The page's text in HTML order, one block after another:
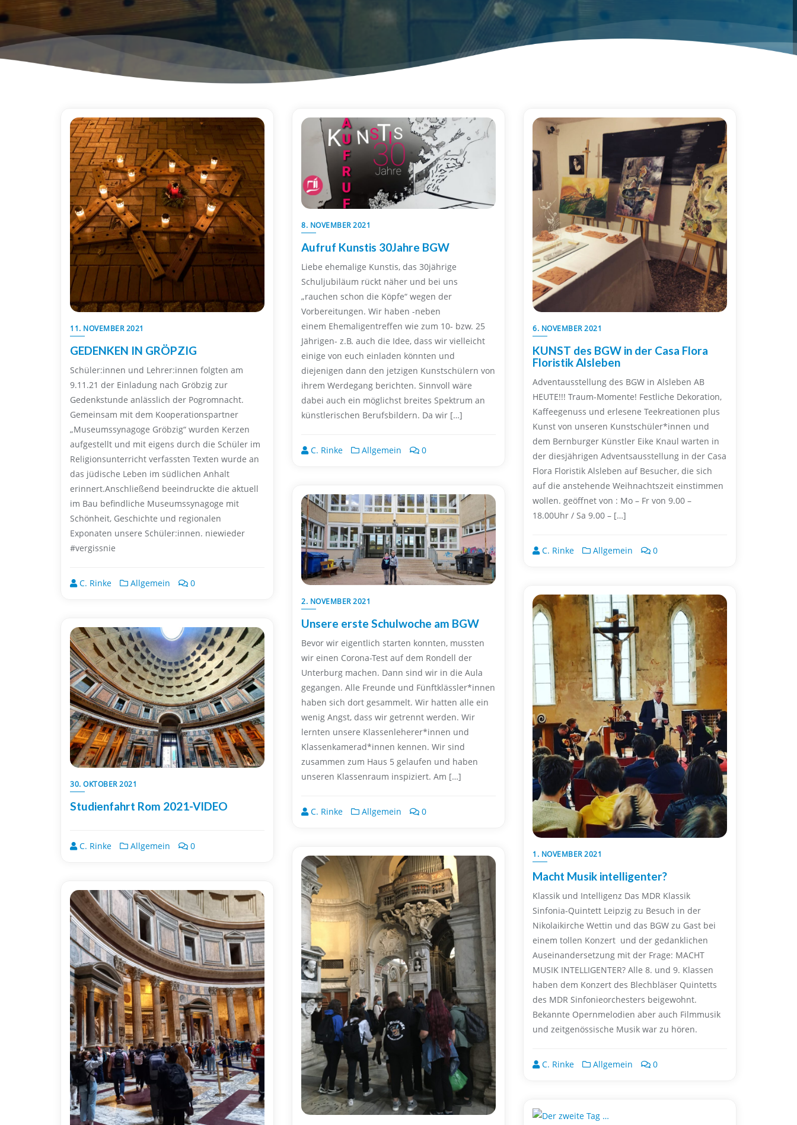
11. NOVEMBER 2021
GEDENKEN IN GRÖPZIG
Schüler:innen und Lehrer:innen folgten am
9.11.21 der Einladung nach Gröbzig zur
Gedenkstunde anlässlich der Pogromnacht.
Gemeinsam mit dem Kooperationspartner
„Museumssynagoge Gröbzig“ wurden Kerzen
aufgestellt und mit eigens durch die Schüler im
Religionsunterricht verfassten Texten wurde an
das jüdische Leben im südlichen Anhalt
erinnert.Anschließend beeindruckte die aktuell
im Bau befindliche Museumssynagoge mit
Schönheit, Geschichte und regionalen
Exponaten unsere Schüler:innen. niewieder
#vergissnie
C. Rinke Allgemein 0
8. NOVEMBER 2021
Aufruf Kunstis 30Jahre BGW
Liebe ehemalige Kunstis, das 30jährige
Schuljubiläum rückt näher und bei uns
„rauchen schon die Köpfe“ wegen der
Vorbereitungen. Wir haben -neben
einem Ehemaligentreffen wie zum 10- bzw. 25
Jährigen- z.B. auch die Idee, dass wir vielleicht
einige von euch einladen könnten und
diejenigen dann den jetzigen Kunstschülern von
ihrem Werdegang berichten. Sinnvoll wäre
dabei auch ein möglichst breites Spektrum an
künstlerischen Berufsbildern. Da wir […]
C. Rinke Allgemein 0
6. NOVEMBER 2021
KUNST des BGW in der Casa Flora
Floristik Alsleben
Adventausstellung des BGW in Alsleben AB
HEUTE!!! Traum-Momente! Festliche Dekoration,
Kaffeegenuss und erlesene Teekreationen plus
Kunst von unseren Kunstschüler*innen und
dem Bernburger Künstler Eike Knaul warten in
der diesjährigen Adventsausstellung in der Casa
Flora Floristik Alsleben auf Besucher, die sich
auf die anstehende Weihnachtszeit einstimmen
wollen. geöffnet von : Mo – Fr von 9.00 –
18.00Uhr / Sa 9.00 – […]
C. Rinke Allgemein 0
2. NOVEMBER 2021
Unsere erste Schulwoche am BGW
Bevor wir eigentlich starten konnten, mussten
wir einen Corona-Test auf dem Rondell der
Unterburg machen. Dann sind wir in die Aula
gegangen. Alle Freunde und Fünftklässler*innen
haben sich dort gesammelt. Wir hatten alle ein
wenig Angst, dass wir getrennt werden. Wir
lernten unsere Klassenleherer*innen und
Klassenkamerad*innen kennen. Wir sind
zusammen zum Haus 5 gelaufen und haben
unseren Klassenraum inspiziert. Am […]
C. Rinke Allgemein 0
1. NOVEMBER 2021
Macht Musik intelligenter?
Klassik und Intelligenz Das MDR Klassik
Sinfonia-Quintett Leipzig zu Besuch in der
Nikolaikirche Wettin und das BGW zu Gast bei
einem tollen Konzert und der gedanklichen
Auseinandersetzung mit der Frage: MACHT
MUSIK INTELLIGENTER? Alle 8. und 9. Klassen
haben dem Konzert des Blechbläser Quintetts
des MDR Sinfonieorchesters beigewohnt.
Bekannte Opernmelodien aber auch Filmmusik
und zeitgenössische Musik war zu hören.
C. Rinke Allgemein 0
30. OKTOBER 2021
Studienfahrt Rom 2021-VIDEO
C. Rinke Allgemein 0